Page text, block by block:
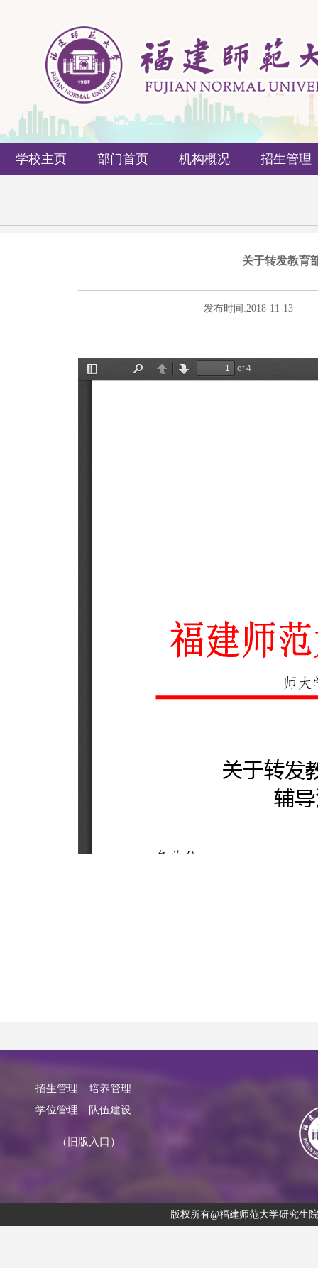
学校主页 部门首页 机构概况 招生管理
关于转发教育
发布时间:2018-11-13
招生管理
培养管理
学位管理
队伍建设
（旧版入口）
版权所有@福建师范大学研究